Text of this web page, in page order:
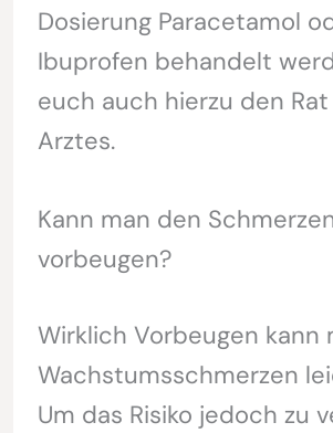
Dosierung Paracetamol
Ibuprofen behandelt
euch auch hierzu den
Arztes.
Kann man den
vorbeugen?
Wirklich Vorbeugen kann
Wachstumsschmerzen
Um das Risiko jedoch zu